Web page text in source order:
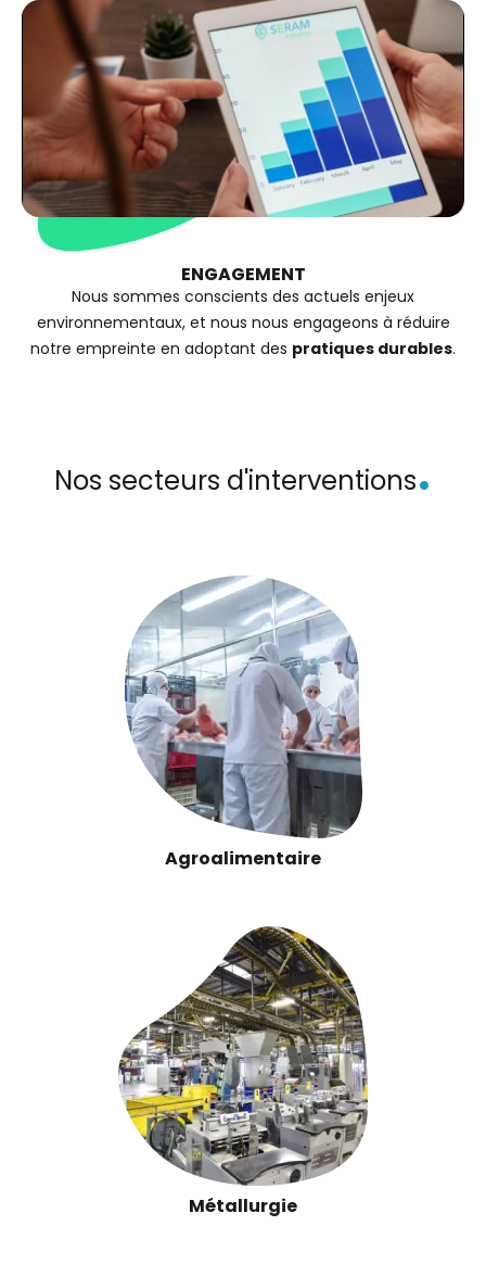
ENGAGEMENT
Nous sommes conscients des actuels enjeux
environnementaux, et nous nous engageons à réduire
notre empreinte en adoptant des pratiques durables.
Nos secteurs d'interventions.
Agroalimentaire
Métallurgie